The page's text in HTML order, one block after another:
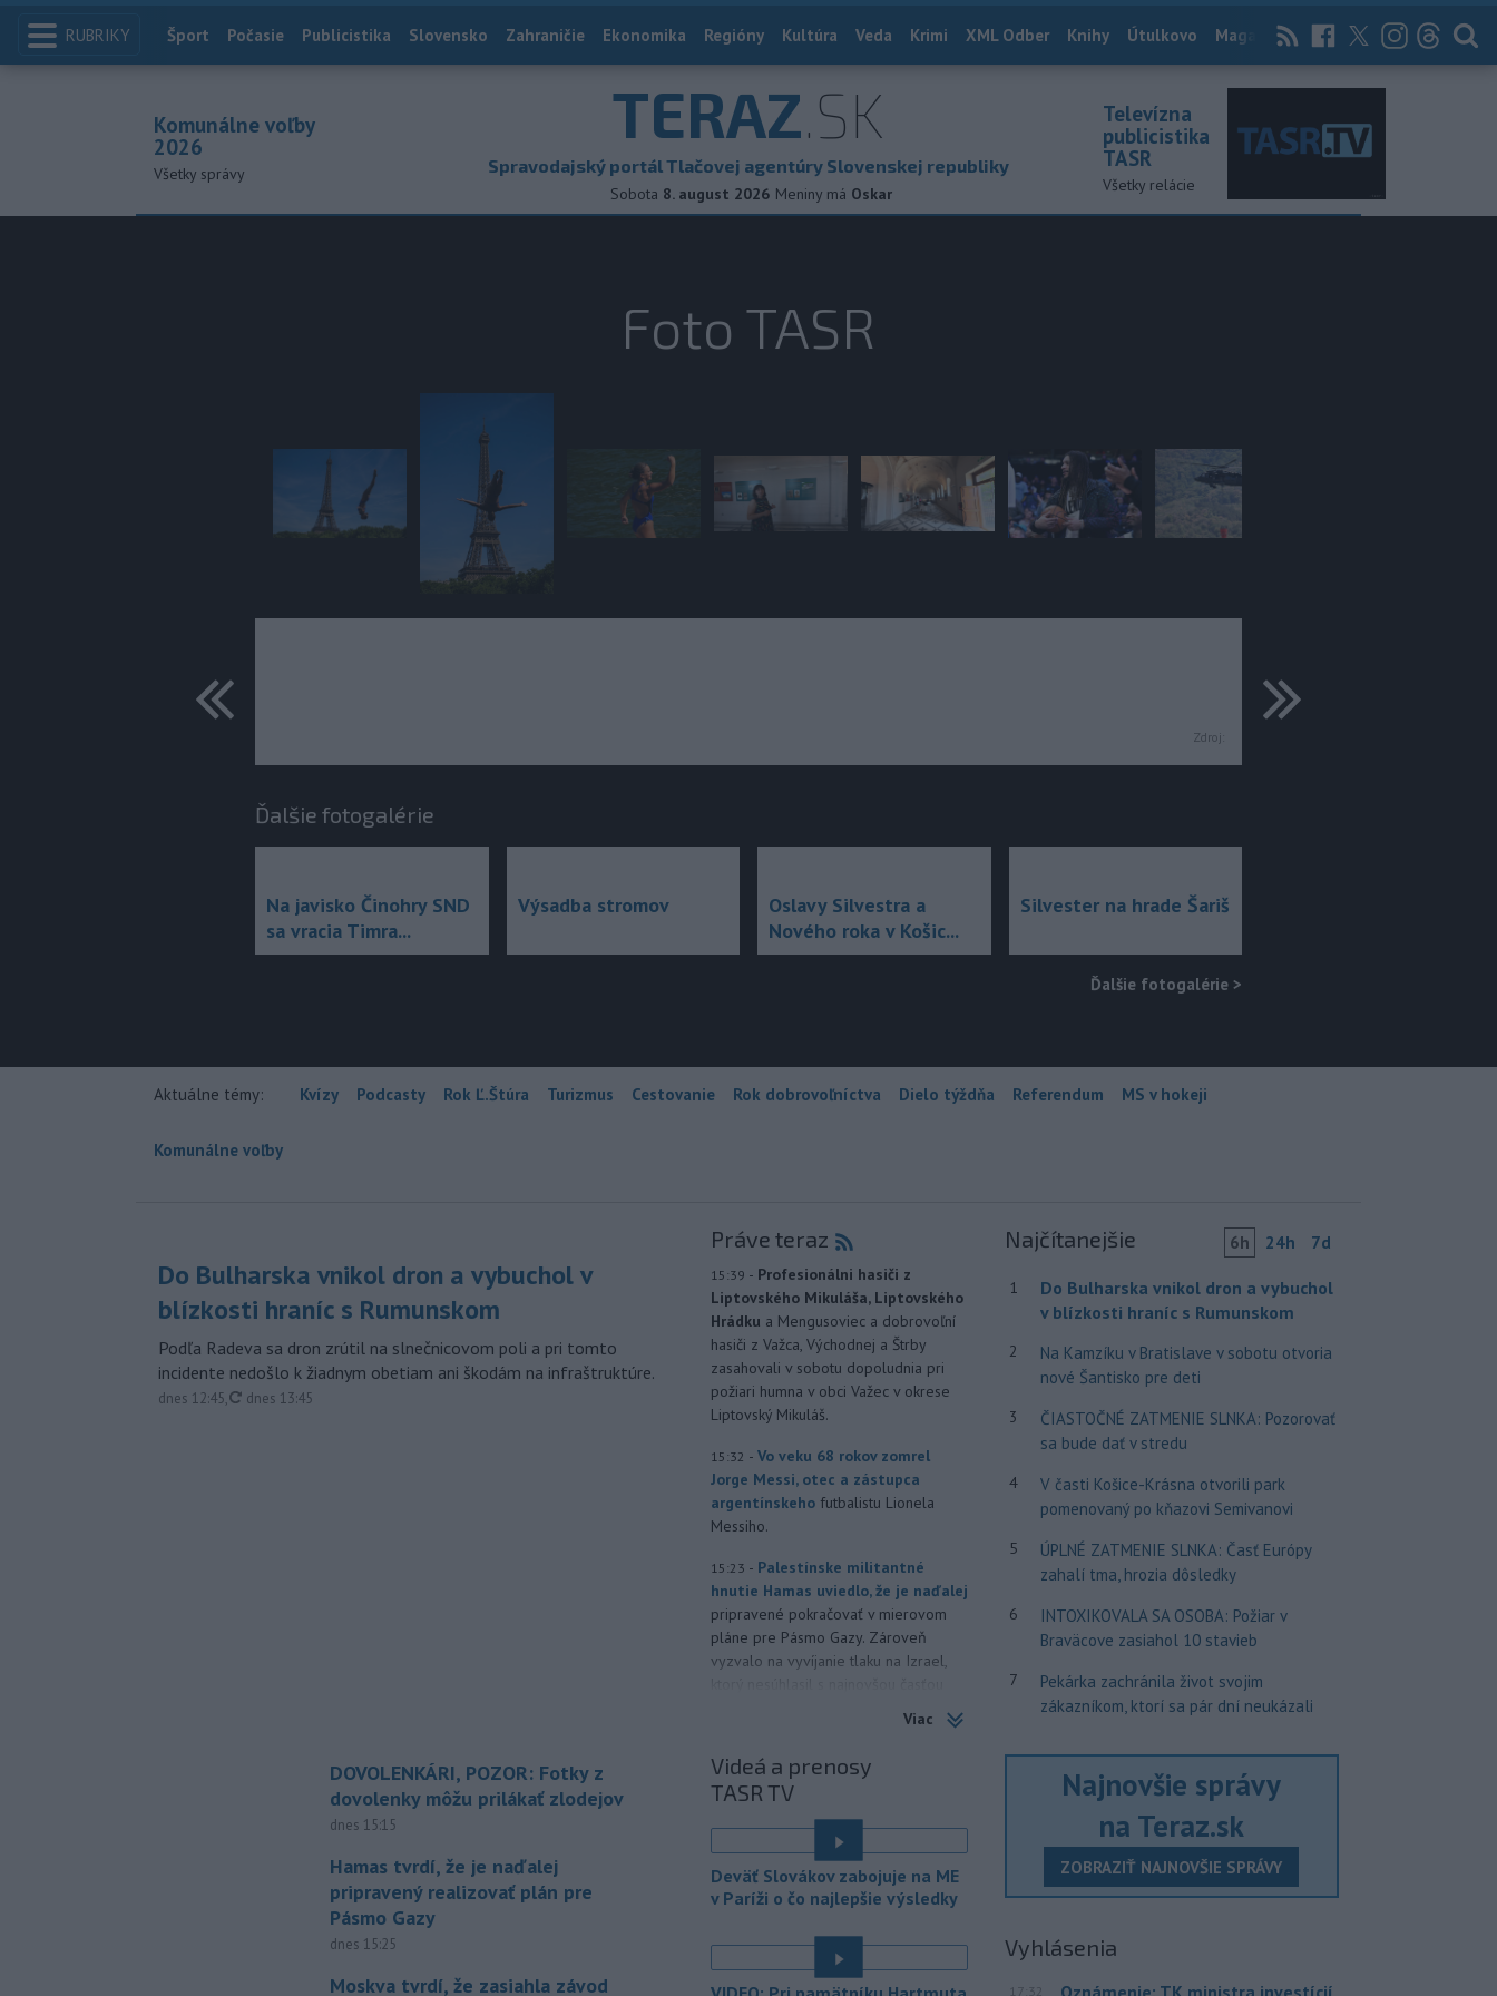
RUBRIKY Index
Šport Počasie Publicistika Slovensko Zahraničie Ekonomika Regióny Kultúra Veda Krimi XML Odber Knihy Útulkovo Magazín News Now Archív
TERAZ.SK
Spravodajský portál Tlačovej agentúry Slovenskej republiky
Sobota 8. august 2026 Meniny má Oskar
Komunálne voľby
2026
Všetky správy
Televízna
publicistika
TASR
Všetky relácie
Foto TASR
Zdroj:
predchádzajúce ďalšie
Ďalšie fotogalérie
Na javisko Činohry SND
sa vracia Timra...
Výsadba stromov
Oslavy Silvestra a
Nového roka v Košic...
Silvester na hrade Šariš
Ďalšie fotogalérie >
Aktuálne témy: Kvízy Podcasty Rok Ľ.Štúra Turizmus Cestovanie Rok dobrovoľníctva Dielo týždňa Referendum MS v hokeji
Komunálne voľby
Do Bulharska vnikol dron a vybuchol v
blízkosti hraníc s Rumunskom
Podľa Radeva sa dron zrútil na slnečnicovom poli a pri tomto
incidente nedošlo k žiadnym obetiam ani škodám na infraštruktúre.
dnes 12:45, aktualizované
dnes 13:45
DOVOLENKÁRI, POZOR: Fotky z
dovolenky môžu prilákať zlodejov
dnes 15:15
Hamas tvrdí, že je naďalej
pripravený realizovať plán pre
Pásmo Gazy
dnes 15:25
Moskva tvrdí, že zasiahla závod
Práve teraz
15:39 - Profesionálni hasiči z
Liptovského Mikuláša, Liptovského
Hrádku a Mengusoviec a dobrovoľní
hasiči z Važca, Východnej a Štrby
zasahovali v sobotu dopoludnia pri
požiari humna v obci Važec v okrese
Liptovský Mikuláš.
15:32 - Vo veku 68 rokov zomrel
Jorge Messi, otec a zástupca
argentínskeho futbalistu Lionela
Messiho.
15:23 - Palestínske militantné
hnutie Hamas uviedlo, že je naďalej
pripravené pokračovať v mierovom
pláne pre Pásmo Gazy. Zároveň
vyzvalo na vyvíjanie tlaku na Izrael,
útokoch podľa prezidenta
Volodymyra
žiadna nepoškodená tepelná
15:12 - Polícia varuje pred
zverejňovaním fotiek z dovoleniek.
podľa nej rovnako dôležitá ako
zabezpečenie domu či bytu.
Viac
Videá a prenosy
TASR TV
Deväť Slovákov zabojuje na ME
v Paríži o čo najlepšie výsledky
Najčítanejšie 6h 24h 7d
1
Do Bulharska vnikol dron a vybuchol
v blízkosti hraníc s Rumunskom
2
Na Kamzíku v Bratislave v sobotu otvoria
nové Šantisko pre deti
3
ČIASTOČNÉ ZATMENIE SLNKA: Pozorovať
sa bude dať v stredu
4
V časti Košice-Krásna otvorili park
pomenovaný po kňazovi Semivanovi
5
ÚPLNÉ ZATMENIE SLNKA: Časť Európy
zahalí tma, hrozia dôsledky
6
INTOXIKOVALA SA OSOBA: Požiar v
Braväcove zasiahol 10 stavieb
7
Pekárka zachránila život svojim
zákazníkom, ktorí sa pár dní neukázali
Najnovšie správy
na Teraz.sk
ZOBRAZIŤ NAJNOVŠIE SPRÁVY
Vyhlásenia
17:32
Oznámenie: TK ministra investícií